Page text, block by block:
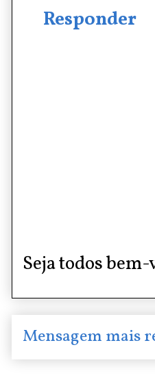
Responder
Seja todos
Mensagem mais